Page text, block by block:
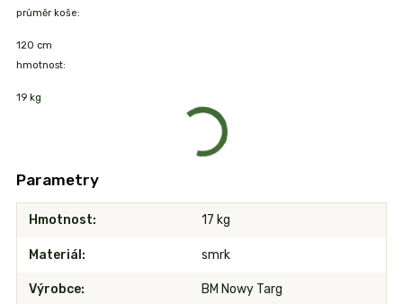
průměr koše:
120 cm
hmotnost:
19 kg
Parametry
Hmotnost 17 kg
Materiál smrk
Výrobce BM Nowy Targ